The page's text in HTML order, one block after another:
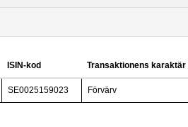
ISIN-kod Transaktionens karaktär
SE0025159023 Förvärv